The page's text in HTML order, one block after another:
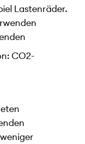
Lastenräder.
CO2-